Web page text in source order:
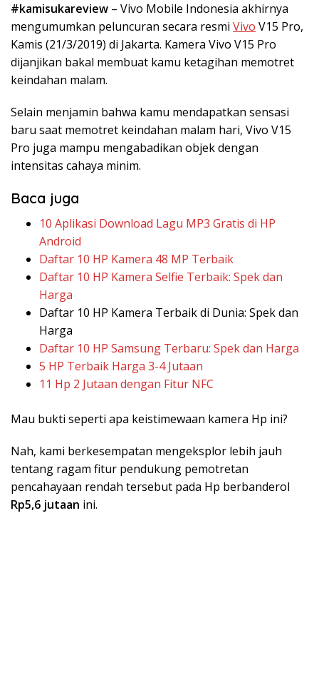
#kamisukareview – Vivo Mobile Indonesia akhirnya
mengumumkan peluncuran secara resmi Vivo V15 Pro,
Kamis (21/3/2019) di Jakarta. Kamera Vivo V15 Pro
dijanjikan bakal membuat kamu ketagihan memotret
keindahan malam.
Selain menjamin bahwa kamu mendapatkan sensasi
baru saat memotret keindahan malam hari, Vivo V15
Pro juga mampu mengabadikan objek dengan
intensitas cahaya minim.
Baca juga
10 Aplikasi Download Lagu MP3 Gratis di HP
Android
Daftar 10 HP Kamera 48 MP Terbaik
Daftar 10 HP Kamera Selfie Terbaik: Spek dan
Harga
Daftar 10 HP Kamera Terbaik di Dunia: Spek dan
Harga
Daftar 10 HP Samsung Terbaru: Spek dan Harga
5 HP Terbaik Harga 3-4 Jutaan
11 Hp 2 Jutaan dengan Fitur NFC
Mau bukti seperti apa keistimewaan kamera Hp ini?
Nah, kami berkesempatan mengeksplor lebih jauh
tentang ragam fitur pendukung pemotretan
pencahayaan rendah tersebut pada Hp berbanderol
Rp5,6 jutaan ini.